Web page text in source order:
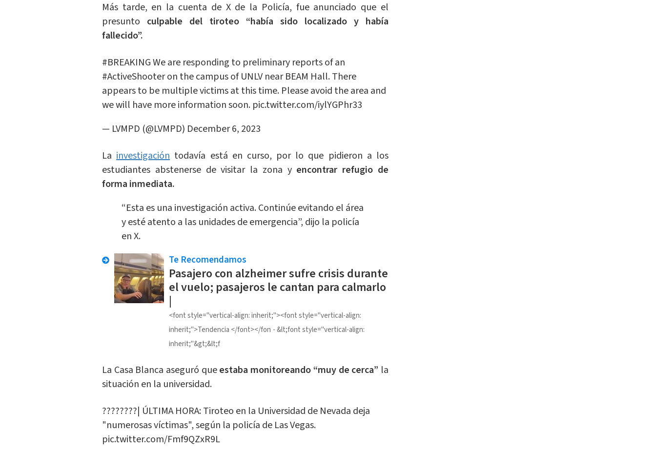
Más tarde, en la cuenta de X de la Policía, fue anunciado que el
presunto culpable del tiroteo “había sido localizado y había
fallecido”.
#BREAKINGWe are responding to preliminary reports of an
#ActiveShooteron the campus of UNLV near BEAM Hall. There
appears to be multiple victims at this time. Please avoid the area and
we will have more information soon. pic.twitter.com/iylYGPhr33
— LVMPD (@LVMPD) December 6, 2023
Lainvestigacióntodavía está en curso, por lo que pidieron a los
estudiantes abstenerse de visitar la zona y encontrar refugio de
forma inmediata.
“Esta es una investigación activa.Continúe evitando el área
y esté atento a las unidades de emergencia”, dijo la policía
en X.
Te Recomendamos
Pasajero con alzheimer sufre crisis durante
el vuelo; pasajeros le cantan para calmarlo
|
<font style="vertical-align: inherit;"><font style="vertical-align:
inherit;">Tendencia </font></fon
&lt;font style="vertical-align:
inherit;"&gt;&lt;f
La Casa Blanca aseguró queestaba monitoreando “muy de cerca” la
situación en la universidad.
????????| ÚLTIMA HORA: Tiroteo en la Universidad de Nevada deja
"numerosas víctimas", según la policía de Las Vegas.
pic.twitter.com/Fmf9QZxR9L